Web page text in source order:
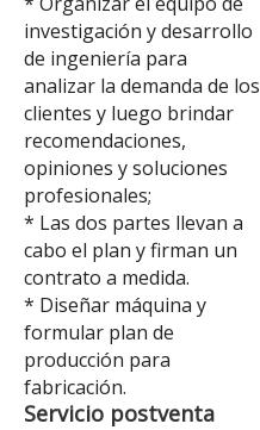
investigación y desarrollo
de ingeniería para
analizar la demanda de los
clientes y luego brindar
recomendaciones,
opiniones y soluciones
profesionales;
* Las dos partes llevan a
cabo el plan y firman un
contrato a medida.
* Diseñar máquina y
formular plan de
producción para
fabricación.
Servicio postventa